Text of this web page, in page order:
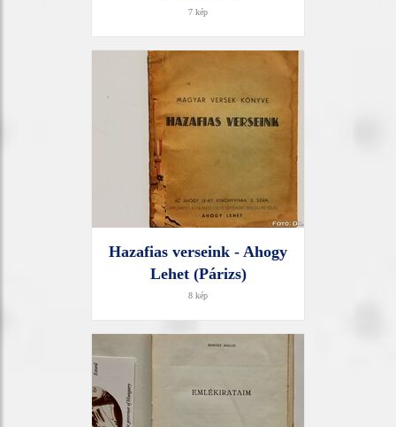
7 kép
Hazafias verseink - Ahogy
Lehet (Párizs)
8 kép